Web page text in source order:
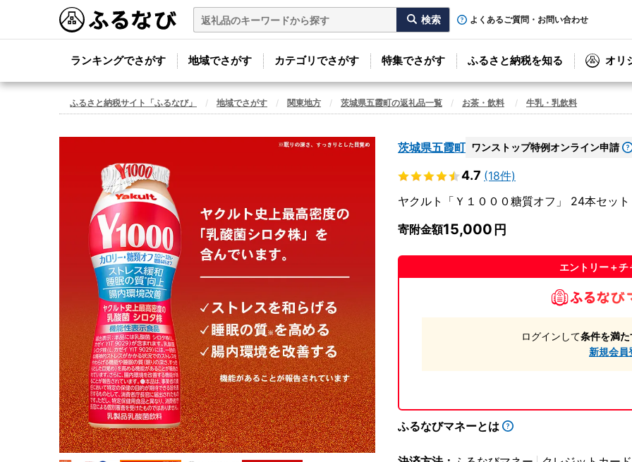
よくあるご質問・お問い合わせ
ランキングでさがす 地域でさがす カテゴリでさがす 特集でさがす ふるさと納税を知る オリ
ふるさと納税サイト「ふるなび」 地域でさがす 関東地方 茨城県五霞町の返礼品一覧 お茶・飲料 牛乳・乳飲料
茨城県五霞町 ワンストップ特例オンライン申請
4.7 (18件)
ヤクルト「Ｙ１０００糖質オフ」 24本セッ
寄附金額15,000
エントリー＋
ログインして条件を満
新規会員
ふるなびマネーとは